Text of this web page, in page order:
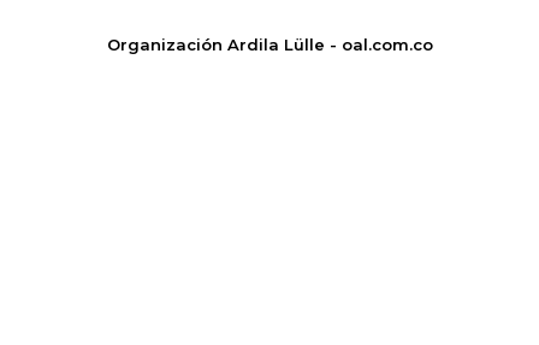
Organización Ardila Lülle - oal.com.co